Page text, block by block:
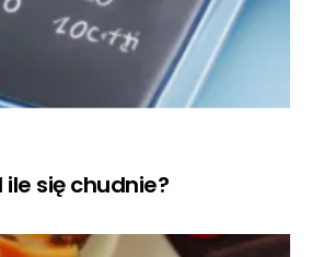
ile się chudnie?